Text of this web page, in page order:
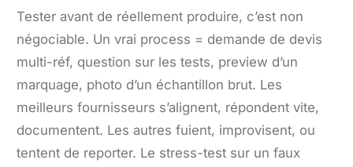
Tester avant de réellement produire, c’est non
négociable. Un vrai process = demande de devis
multi-réf, question sur les tests, preview d’un
marquage, photo d’un échantillon brut. Les
meilleurs fournisseurs s’alignent, répondent vite,
documentent. Les autres fuient, improvisent, ou
tentent de reporter. Le stress-test sur un faux